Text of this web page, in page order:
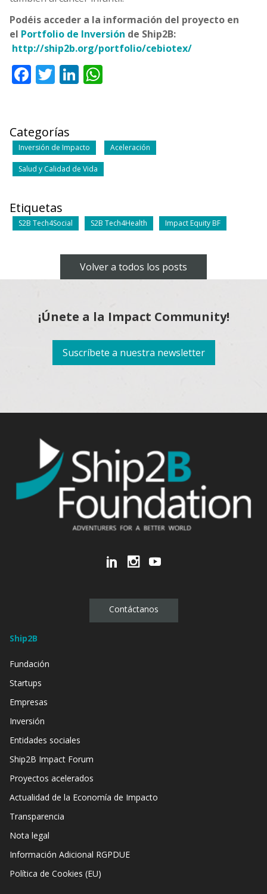
Podéis acceder a la información del proyecto en
el Portfolio de Inversión de Ship2B:
http://ship2b.org/portfolio/cebiotex/
Facebook
TwitterLinkedIn
Categorías
Inversión de Impacto Aceleración
Salud y Calidad de Vida
Etiquetas
S2B Tech4Social S2B Tech4Health Impact Equity BF
Volver a todos los posts
¡Únete a la Impact Community!
Suscríbete a nuestra newsletter
Contáctanos
Ship2B
Fundación
Startups
Empresas
Inversión
Entidades sociales
Ship2B Impact Forum
Proyectos acelerados
Actualidad de la Economía de Impacto
Transparencia
Nota legal
Información Adicional RGPDUE
Política de Cookies (EU)